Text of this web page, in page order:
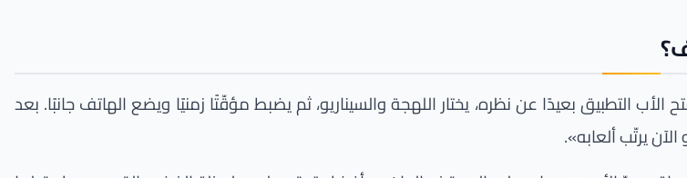
التطبيق بعيدًا عن نظره، يختار اللهجة والسيناريو، ثم يضبط مؤقّتًا زمنيًا ويضع الهاتف جانبًا. بعد
يرتّب ألعابه».